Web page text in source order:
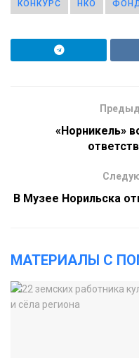
КОНКУРС НКО
«Норникель»
В Музее Норильска
МАТЕРИАЛЫ С